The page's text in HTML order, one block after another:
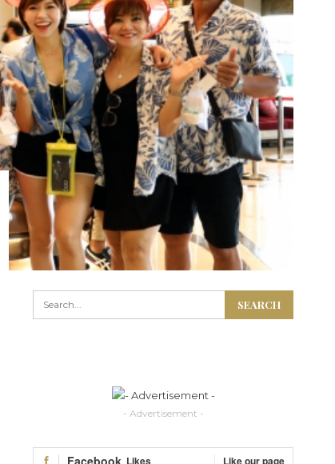
- Advertisement -
Facebook Likes Like our page